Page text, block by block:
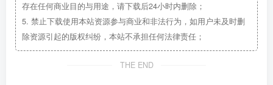
存在任何商业目的与用途，请下载后24小时内删除；
5. 禁止下载使用本站资源参与商业和非法行为，如用户未及时删
除资源引起的版权纠纷，本站不承担任何法律责任；
THE END